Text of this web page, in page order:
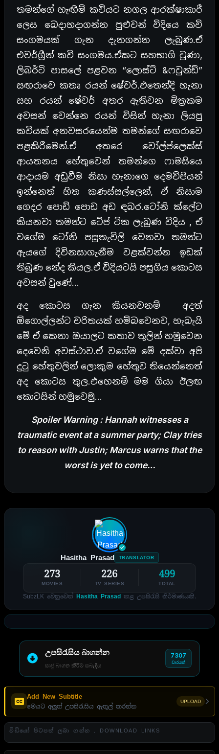
තමන්ගේ හැඟීම් කවියට නගල ආරක්ෂාකාරී
ලෙස බෙදාහදාගන්න පුළුවන් විදියෙ කවි
සංගමයක් ගැන දැනගන්න ලැබුණ.ඒ
එවර්ග්‍රීන් කවි සංගමය.ඒකට සහභාගි වුණා,
ලිබර්ටි පාසලේ පළවන “ලොස්ට් &ෆවුන්ඩ්”
සඟරාවෙ කතෘ රයන් ෂේවර්.එතෙන්දි හැනා
සහ රයන් ෂේවර් අතර ඇතිවන මිත්‍රකම
අවසන් වෙන්නෙ රයන් විසින් හැනා ලියපු
කවියක් අනවසරයෙන්ම තමන්ගේ සඟරාවෙ
පළකිරීමෙන්.ඒ අතරෙ වෝල්ප්ලෙක්ස්
ආයතනය හේතුවෙන් තමන්ගෙ ෆාමසියෙ
ආදායම අඩුවීම නිසා හැනාගෙ දෙමව්පියන්
ඉන්නෙත් හිත කණස්සල්ලෙන්, ඒ නිසාම
ගෙදර පොඩි පොඩ අඩ ඳබර.ටෝනි ක්ලේට
කියනවා තමන්ට ටේප් ටික ලැබුණ විදිය , ඒ
වගේම ටෝනි පසුතැවිලි වෙනවා තමන්ට
ඇයගේ දිවිනසාගැනීම වළක්වන්න ඉඩක්
තිබුණ නේද කියල.ඒ විදියටයි පසුගිය කොටස
අවසන් වුණේ…
අද කොටස ගැන කියනවනම් අදත්
ඕගොල්ලන්ට චරිතයක් හම්බවෙනව, හැබැයි
මේ ඒ කෙනා ඔයාලට කතාව තුලින් හමුවෙන
දෙවෙනි අවස්ථාව.ඒ වගේම මේ දක්වා අපි
දුටු හේතුවලින් ලොකුම හේතුව තියෙන්නෙත්
අද කොටස තුල.එහෙනම් මම ගියා ඊලඟ
කොටසින් හමුවෙමු…
Spoiler Warning : Hannah witnesses a
traumatic event at a summer party; Clay tries
to reason with Justin; Marcus warns that the
worst is yet to come…
Hasitha Prasad TRANSLATOR
273
MOVIES
226
TV SERIES
499
TOTAL
SubzLK වෙනුවෙන් Hasitha Prasad කළ උපසිරැසි නිර්මාණයකි.
උපසිරැසිය බාගන්න
සෘජු බාගත කිරීම් සබැඳිය
7307
වාරයක්
Add New Subtitle
මෙයට අලුත් උපසිරැසිය ඇතුල් කරන්න
UPLOAD
වීඩියෝ පිටපත් ලබා ගන්න . DOWNLOAD LINKS